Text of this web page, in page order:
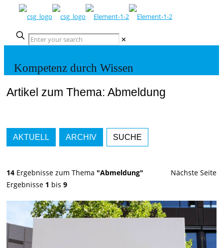
✕
Kompetenz durch Wissen
Artikel zum Thema: Abmeldung
AKTUELL ARCHIV SUCHE
14 Ergebnisse zum Thema "Abmeldung"
Ergebnisse 1 bis 9
Nächste Seite